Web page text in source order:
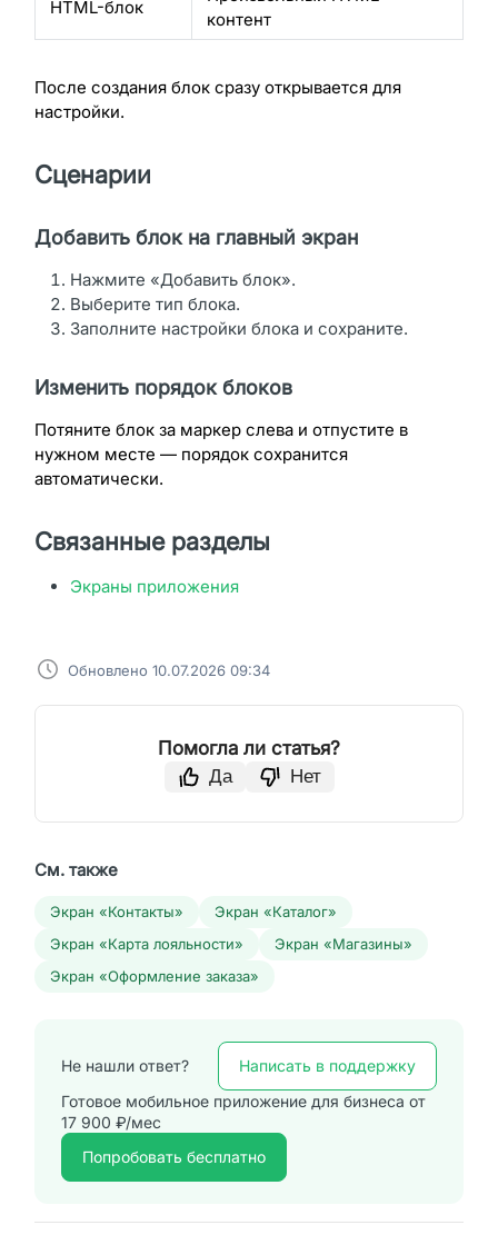
HTML-блок
контент
После создания блок сразу открывается для
настройки.
Сценарии
Добавить блок на главный экран
Нажмите «Добавить блок».
Выберите тип блока.
Заполните настройки блока и сохраните.
Изменить порядок блоков
Потяните блок за маркер слева и отпустите в
нужном месте — порядок сохранится
автоматически.
Связанные разделы
Экраны приложения
Обновлено 10.07.2026 09:34
Помогла ли статья?
Да Нет
См. также
Экран «Контакты»
Экран «Каталог»
Экран «Карта лояльности»
Экран «Магазины»
Экран «Оформление заказа»
Не нашли ответ?
Написать в поддержку
Готовое мобильное приложение для бизнеса от
17 900 ₽/мес
Попробовать бесплатно